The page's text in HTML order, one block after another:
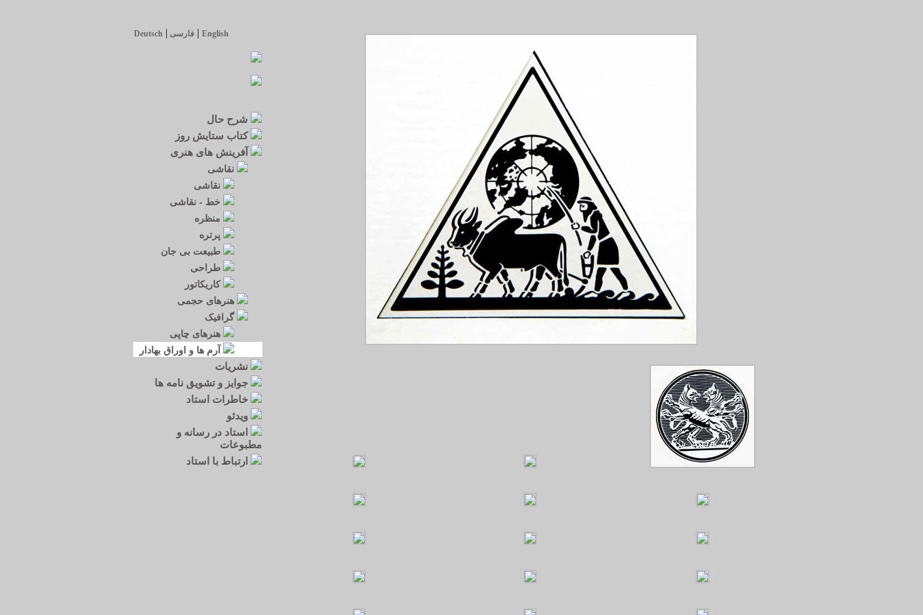
English
| فارسی |
Deutsch
شرح حال
کتاب ستایش روز
آفرینش های هنری
نقاشی
نقاشی
خط - نقاشی
منظره
پرتره
طبیعت بی جان
طراحی
کاریکاتور
هنرهای حجمی
گرافیک
هنرهای چاپی
آرم ها و اوراق بهادار
نشریات
جوایز و تشویق نامه ها
خاطرات استاد
ویدئو
استاد در رسانه و
مطبوعات
ارتباط با استاد